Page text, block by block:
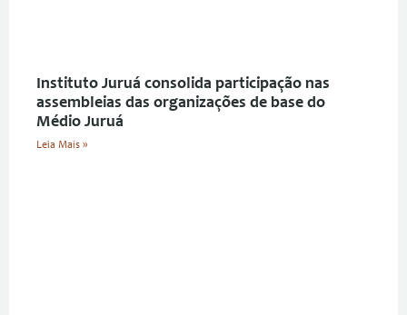
Instituto Juruá consolida participação nas
assembleias das organizações de base do
Médio Juruá
Leia Mais »